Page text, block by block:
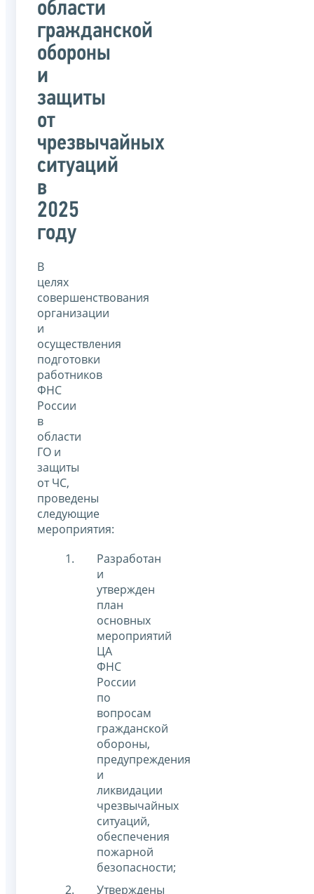
области
гражданской
обороны
и
защиты
от
чрезвычайных
ситуаций
в
2025
году
В
целях
совершенствования
организации
и
осуществления
подготовки
работников
ФНС
России
в
области
ГО и
защиты
от ЧС,
проведены
следующие
мероприятия:
Разработан
и
утвержден
план
основных
мероприятий
ЦА
ФНС
России
по
вопросам
гражданской
обороны,
предупреждения
и
ликвидации
чрезвычайных
ситуаций,
обеспечения
пожарной
безопасности;
Утверждены